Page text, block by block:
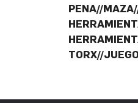
PENA//
TORX//